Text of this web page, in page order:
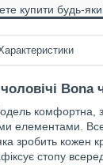
купити будь-
Bona
комфортна,
елементами.
яка зробить
стопу